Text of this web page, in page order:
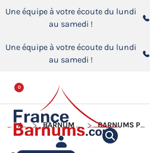
Une équipe à votre écoute du lundi
au samedi !
Une équipe à votre écoute du lundi
au samedi !
0
ACCUEIL BARNUM PLIANT - TONNELLE ACIER SEMI PRO BARNUMS PLIANTS - TONNELLES ACIER SEMI PRO 3MX6M